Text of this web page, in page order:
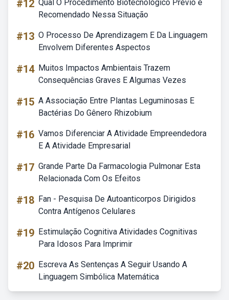
#12 Qual O Procedimento Biotecnológico Prévio é
Recomendado Nessa Situação
#13 O Processo De Aprendizagem E Da Linguagem
Envolvem Diferentes Aspectos
#14 Muitos Impactos Ambientais Trazem
Consequências Graves E Algumas Vezes
#15 A Associação Entre Plantas Leguminosas E
Bactérias Do Gênero Rhizobium
#16 Vamos Diferenciar A Atividade Empreendedora
E A Atividade Empresarial
#17 Grande Parte Da Farmacologia Pulmonar Esta
Relacionada Com Os Efeitos
#18 Fan - Pesquisa De Autoanticorpos Dirigidos
Contra Antígenos Celulares
#19 Estimulação Cognitiva Atividades Cognitivas
Para Idosos Para Imprimir
#20 Escreva As Sentenças A Seguir Usando A
Linguagem Simbólica Matemática